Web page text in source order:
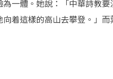
一體。她說：「中華詩教
着這樣的高山去攀登。」